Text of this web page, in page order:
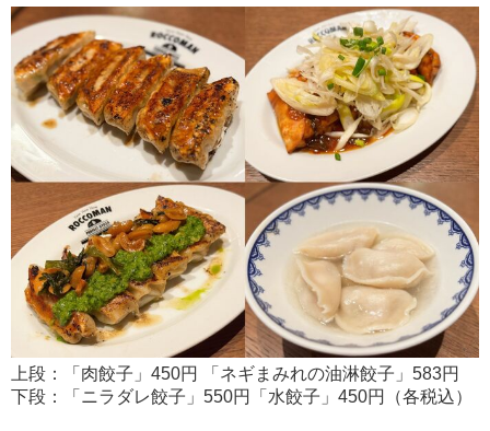
上段：「肉餃子」450円 「ネギまみれの油淋餃子」583円
下段：「ニラダレ餃子」550円「水餃子」450円（各税込）